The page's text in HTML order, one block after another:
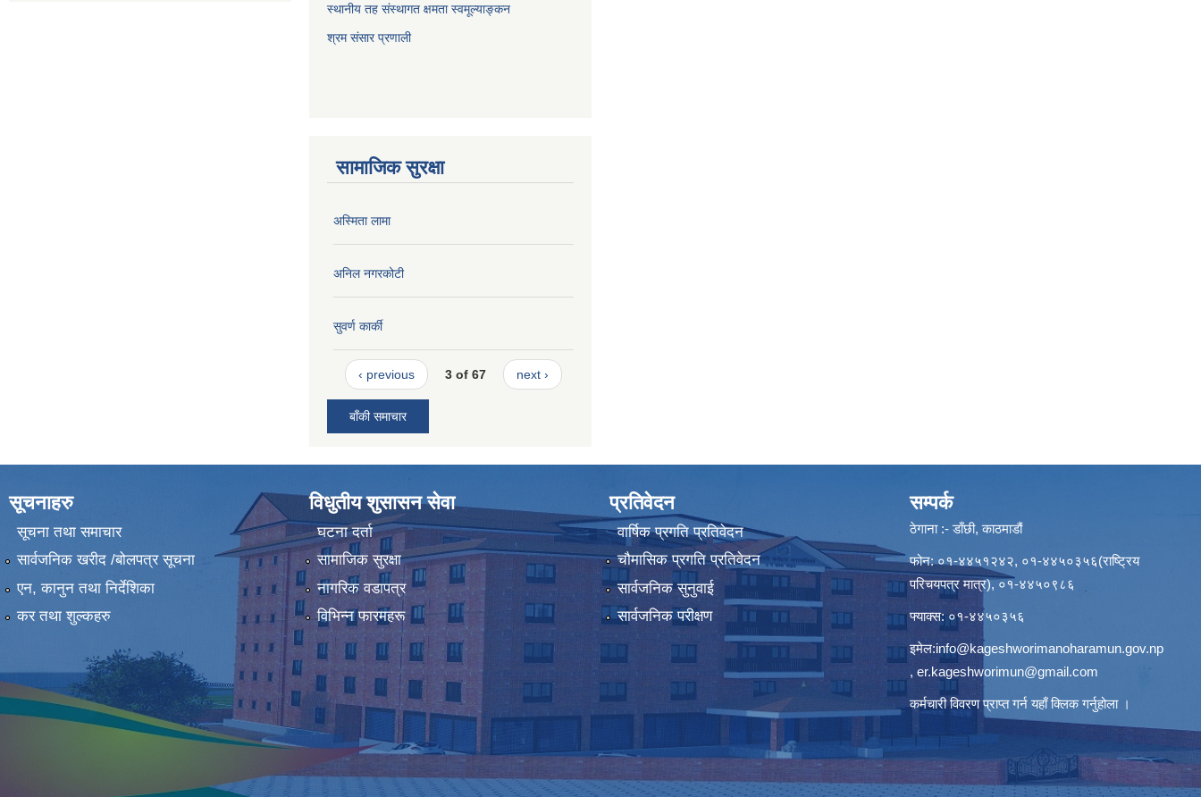
स्थानीय तह संस्थागत क्षमता स्वमूल्याङ्कन
श्रम संसार प्रणाली
सामाजिक सुरक्षा
अस्मिता लामा
अनिल नगरकोटी
सुवर्ण कार्की
‹ previous 3 of 67 next ›
बाँकी समाचार
सूचनाहरु
सूचना तथा समाचार
सार्वजनिक खरीद /बोलपत्र सूचना
एन, कानुन तथा निर्देशिका
कर तथा शुल्कहरु
विधुतीय शुसासन सेवा
घटना दर्ता
सामाजिक सुरक्षा
नागरिक वडापत्र
विभिन्न फारमहरू
प्रतिवेदन
वार्षिक प्रगति प्रतिवेदन
चौमासिक प्रगति प्रतिवेदन
सार्वजनिक सुनुवाई
सार्वजनिक परीक्षण
सम्पर्क
ठेगाना :- डाँछी, काठमाडौं
फोन: ०१-४४५१२४२, ०१-४४५०३५६(राष्ट्रिय
परिचयपत्र मात्र), ०१-४४५०९८६
फ्याक्स: ०१-४४५०३५६
इमेल:info@kageshworimanoharamun.gov.np
, er.kageshworimun@gmail.com
कर्मचारी विवरण प्राप्त गर्नयहाँ क्लिकगर्नुहोला ।